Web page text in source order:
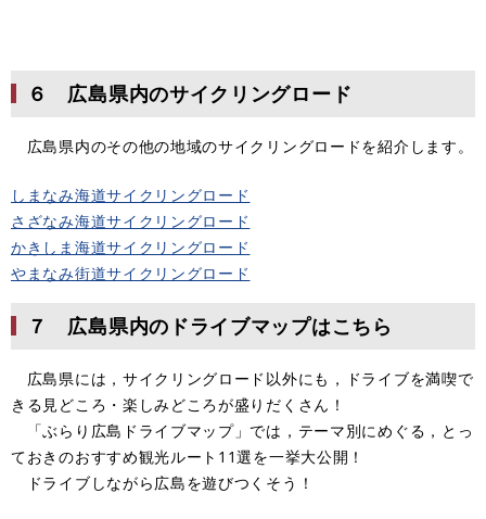
６ 広島県内のサイクリングロード
広島県内のその他の地域のサイクリングロードを紹介します。
しまなみ海道サイクリングロード
さざなみ海道サイクリングロード
かきしま海道サイクリングロード
やまなみ街道サイクリングロード
７ 広島県内のドライブマップはこちら
広島県には，サイクリングロード以外にも，ドライブを満喫で
きる見どころ・楽しみどころが盛りだくさん！
「ぶらり広島ドライブマップ」では，テーマ別にめぐる，とっ
ておきのおすすめ観光ルート11選を一挙大公開！
ドライブしながら広島を遊びつくそう！